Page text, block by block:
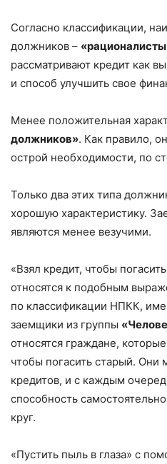
Согласно классификации,
должников –
рассматривают кредит как
и способ улучшить свое
Менее положительная
должников». Как правило,
острой необходимости, по
Только два этих типа
хорошую характеристику.
являются менее везучими.
«Взял кредит, чтобы
относятся к подобным
по классификации НПКК,
заемщики из группы
относятся граждане,
чтобы погасить старый. Они
кредитов, и с каждым
способность
круг.
«Пустить пыль в глаза» с